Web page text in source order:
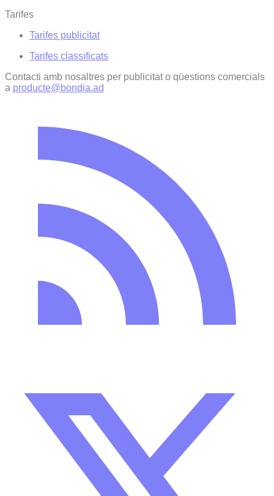
Tarifes
Tarifes publicitat
Tarifes classificats
Contacti amb nosaltres per publicitat o qüestions comercials
a producte@bondia.ad